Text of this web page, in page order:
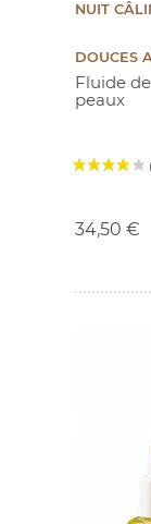
NUIT
DOUCES
Fluide
peaux
34,50 €